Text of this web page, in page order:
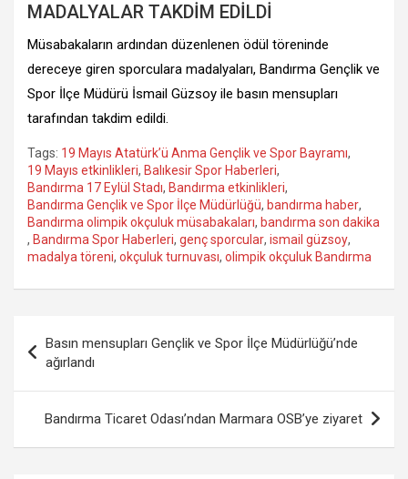
MADALYALAR TAKDİM EDİLDİ
Müsabakaların ardından düzenlenen ödül töreninde
dereceye giren sporculara madalyaları, Bandırma Gençlik ve
Spor İlçe Müdürü İsmail Güzsoy ile basın mensupları
tarafından takdim edildi.
Tags: 19 Mayıs Atatürk’ü Anma Gençlik ve Spor Bayramı,
19 Mayıs etkinlikleri, Balıkesir Spor Haberleri,
Bandırma 17 Eylül Stadı, Bandırma etkinlikleri,
Bandırma Gençlik ve Spor İlçe Müdürlüğü, bandırma haber,
Bandırma olimpik okçuluk müsabakaları, bandırma son dakika
, Bandırma Spor Haberleri, genç sporcular, ismail güzsoy,
madalya töreni, okçuluk turnuvası, olimpik okçuluk Bandırma
gezinmesi
Basın mensupları Gençlik ve Spor İlçe Müdürlüğü’nde
ağırlandı
Bandırma Ticaret Odası’ndan Marmara OSB’ye ziyaret